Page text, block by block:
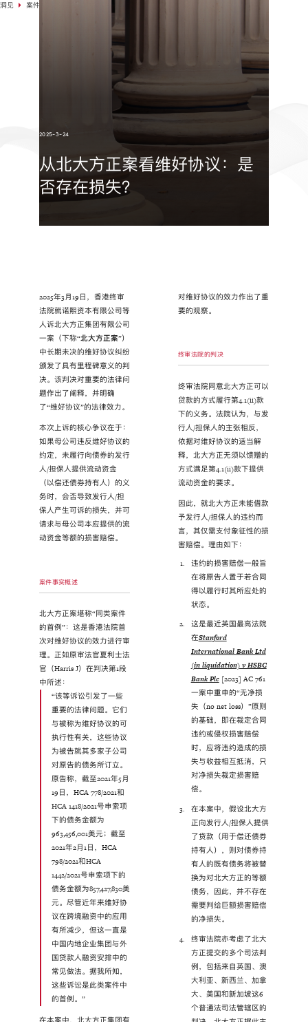
洞见 案件选例
2025-3-24
从北大方正案看维好协议：是
否存在损失？
2025年3月19日，香港终审
法院就诺熙资本有限公司等
人诉北大方正集团有限公司
一案（下称“北大方正案”）
中长期未决的维好协议纠纷
颁发了具有里程碑意义的判
决。该判决对重要的法律问
题作出了阐释，并明确
了“维好协议”的法律效力。
本次上诉的核心争议在于：
如果母公司违反维好协议的
约定，未履行向债券的发行
人/担保人提供流动资金
（以偿还债券持有人）的义
务时，会否导致发行人/担
保人产生可诉的损失，并可
请求与母公司本应提供的流
动资金等额的损害赔偿。
案件事实概述
北大方正案堪称“同类案件
的首例”：这是香港法院首
次对维好协议的效力进行审
理。正如原审法官夏利士法
官（Harris J）在判决第1段
中所述：
“该等诉讼引发了一些
重要的法律问题。它们
与被称为维好协议的可
执行性有关，这些协议
为被告就其多家子公司
对原告的债务所订立。
原告称，截至2021年5月
19日，HCA 778/2021和
HCA 1418/2021号申索项
下的债务金额为
963,456,001美元；截至
2021年2月1日，HCA
798/2021和HCA
1442/2021号申索项下的
债务金额为857,427,830美
元。尽管近年来维好协
议在跨境融资中的应用
有所减少，但这一直是
中国内地企业集团与外
国贷款人融资安排中的
常见做法。据我所知，
这些诉讼是此类案件中
的首例。”
对维好协议的效力作出了重
要的观察。
终审法院的判决
终审法院同意北大方正可以
贷款的方式履行第4.1(ii)款
下的义务。法院认为，与发
行人/担保人的主张相反，
依据对维好协议的适当解
释，北大方正无须以馈赠的
方式满足第4.1(ii)款下提供
流动资金的要求。
因此，就北大方正未能借款
予发行人/担保人的违约而
言，其仅需支付象征性的损
害赔偿。理由如下：
违约的损害赔偿一般旨
在将原告人置于若合同
得以履行时其所应处的
状态。
这是最近英国最高法院
在Stanford
International Bank Ltd
(in liquidation) v HSBC
Bank Plc[2023] AC 761
一案中重申的“无净损
失（no net loss）”原则
的基础，即在裁定合同
违约或侵权损害赔偿
时，应将违约造成的损
失与收益相互抵消，只
对净损失裁定损害赔
偿。
在本案中，假设北大方
正向发行人/担保人提供
了贷款（用于偿还债券
持有人），则对债券持
有人的既有债务将被替
换为对北大方正的等额
债务，因此，并不存在
需要判给巨额损害赔偿
的净损失。
终审法院亦考虑了北大
方正提交的多个司法判
例，包括来自英国、澳
大利亚、新西兰、加拿
大、美国和新加坡这6
个普通法司法管辖区的